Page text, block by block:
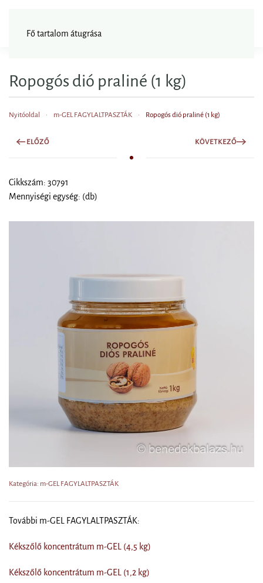
Fő tartalom átugrása
Ropogós dió praliné (1 kg)
Nyitóoldal m-GEL FAGYLALTPASZTÁK Ropogós dió praliné (1 kg)
ELŐZŐ KÖVETKEZŐ
Cikkszám: 30791
Mennyiségi egység: (db)
Kategória: m-GEL FAGYLALTPASZTÁK
További m-GEL FAGYLALTPASZTÁK:
Kékszőlő koncentrátum m-GEL (4,5 kg)
Kékszőlő koncentrátum m-GEL (1,2 kg)